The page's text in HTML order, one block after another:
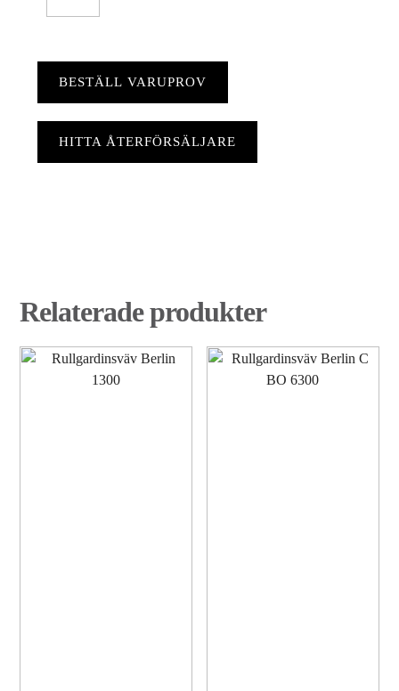
BESTÄLL VARUPROV
HITTA ÅTERFÖRSÄLJARE
Relaterade produkter